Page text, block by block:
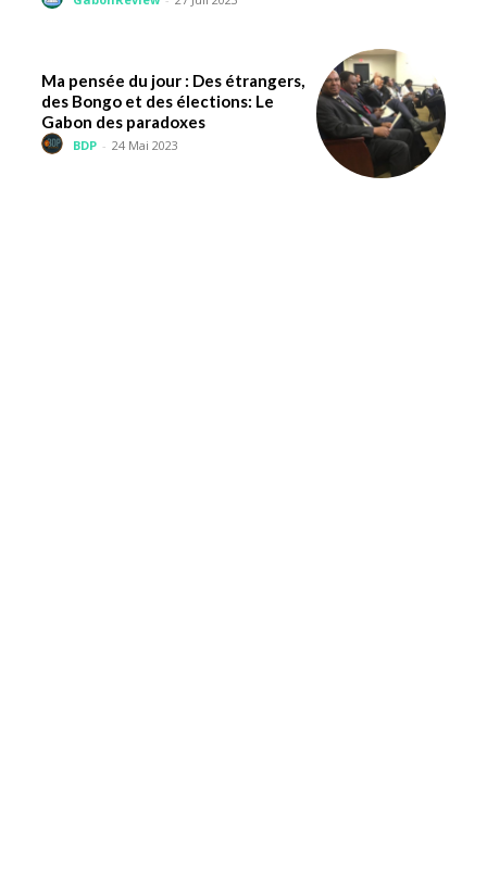
Ma pensée du jour : Des étrangers,
des Bongo et des élections: Le
Gabon des paradoxes
BDP - 24 Mai 2023